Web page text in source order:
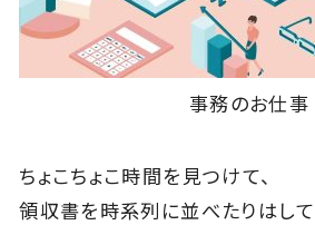
事務のお仕事
ちょこちょこ時間を見つけて、
領収書を時系列に並べたりはして